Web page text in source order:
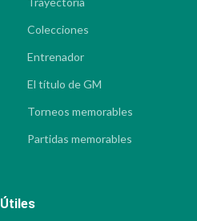
Colecciones
Entrenador
El título de GM
Torneos memorables
Partidas memorables
Útiles